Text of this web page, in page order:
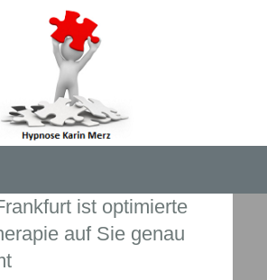
ist optimierte
auf Sie genau